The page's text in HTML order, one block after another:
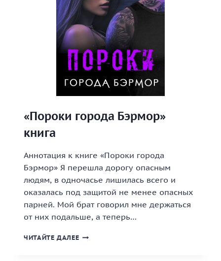
«Пороки города Бэрмор»
книга
Аннотация к книге «Пороки города
Бэрмор» Я перешла дорогу опасным
людям, в одночасье лишилась всего и
оказалась под защитой не менее опасных
парней. Мой брат говорил мне держаться
от них подальше, а теперь…
ЧИТАЙТЕ ДАЛЕЕ «ПОРОКИ